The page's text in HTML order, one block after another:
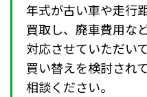
年式が古い車や走行
買取し、廃車費用な
対応させていただい
買い替えを検討され
相談ください。